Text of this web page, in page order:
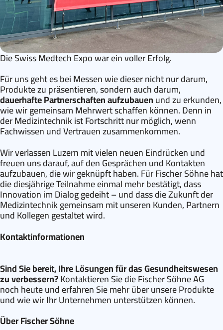
Die Swiss Medtech Expo war ein voller Erfolg.
Für uns geht es bei Messen wie dieser nicht nur darum,
Produkte zu präsentieren, sondern auch darum,
dauerhafte Partnerschaften aufzubauenund zu erkunden,
wie wir gemeinsam Mehrwert schaffen können. Denn in
der Medizintechnik ist Fortschritt nur möglich, wenn
Fachwissen und Vertrauen zusammenkommen.
Wir verlassen Luzern mit vielen neuen Eindrücken und
freuen uns darauf, auf den Gesprächen und Kontakten
aufzubauen, die wir geknüpft haben. Für Fischer Söhne hat
die diesjährige Teilnahme einmal mehr bestätigt, dass
Innovation im Dialog gedeiht – und dass die Zukunft der
Medizintechnik gemeinsam mit unseren Kunden, Partnern
und Kollegen gestaltet wird.
Kontaktinformationen
Sind Sie bereit, Ihre Lösungen für das Gesundheitswesen
zu verbessern?Kontaktieren Sie die Fischer Söhne AG
noch heute und erfahren Sie mehr über unsere Produkte
und wie wir Ihr Unternehmen unterstützen können.
Über Fischer Söhne